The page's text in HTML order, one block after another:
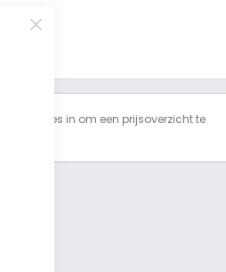
alle opties in om een prijsoverzicht te